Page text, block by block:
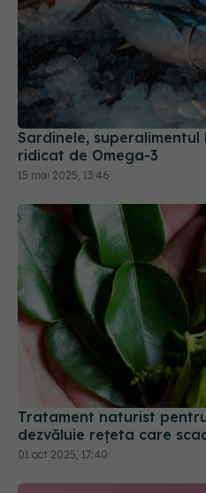
Sardinele,
ridicat de Omega-3
15 mai 2025, 13:46
Tratament naturist
dezvăluie rețeta care
01 oct 2025, 17:40